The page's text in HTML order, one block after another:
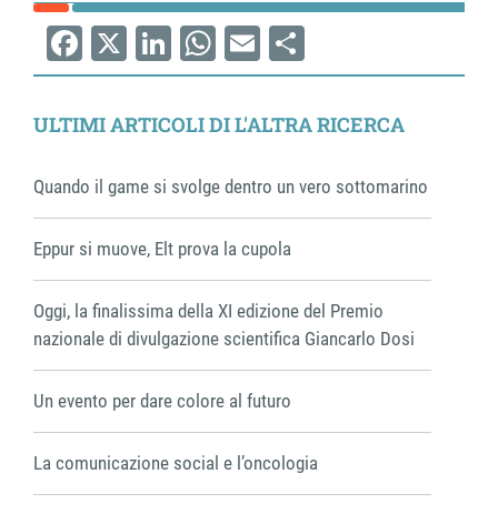
Facebook
X LinkedIn
WhatsApp
EmailShare
ULTIMI ARTICOLI DI L'ALTRA RICERCA
Quando il game si svolge dentro un vero sottomarino
Eppur si muove, Elt prova la cupola
Oggi, la finalissima della XI edizione del Premio
nazionale di divulgazione scientifica Giancarlo Dosi
Un evento per dare colore al futuro
La comunicazione social e l’oncologia